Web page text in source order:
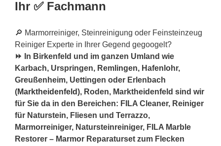
Ihr ✅ Fachmann
🔎 Marmorreiniger, Steinreinigung oder Feinsteinzeug
Reiniger Experte in Ihrer Gegend gegoogelt?
⏩ In Birkenfeld und im ganzen Umland wie
Karbach, Urspringen, Remlingen, Hafenlohr,
Greußenheim, Uettingen oder Erlenbach
(Marktheidenfeld), Roden, Marktheidenfeld sind wir
für Sie da in den Bereichen: FILA Cleaner, Reiniger
für Naturstein, Fliesen und Terrazzo,
Marmorreiniger, Natursteinreiniger, FILA Marble
Restorer – Marmor Reparaturset zum Flecken